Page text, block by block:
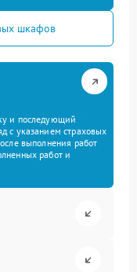
шкафов
и последующий
с указанием страховых
выполнения работ
работ и